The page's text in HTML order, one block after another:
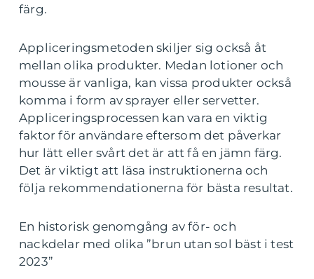
färg.
Appliceringsmetoden skiljer sig också åt
mellan olika produkter. Medan lotioner och
mousse är vanliga, kan vissa produkter också
komma i form av sprayer eller servetter.
Appliceringsprocessen kan vara en viktig
faktor för användare eftersom det påverkar
hur lätt eller svårt det är att få en jämn färg.
Det är viktigt att läsa instruktionerna och
följa rekommendationerna för bästa resultat.
En historisk genomgång av för- och
nackdelar med olika ”brun utan sol bäst i test
2023”